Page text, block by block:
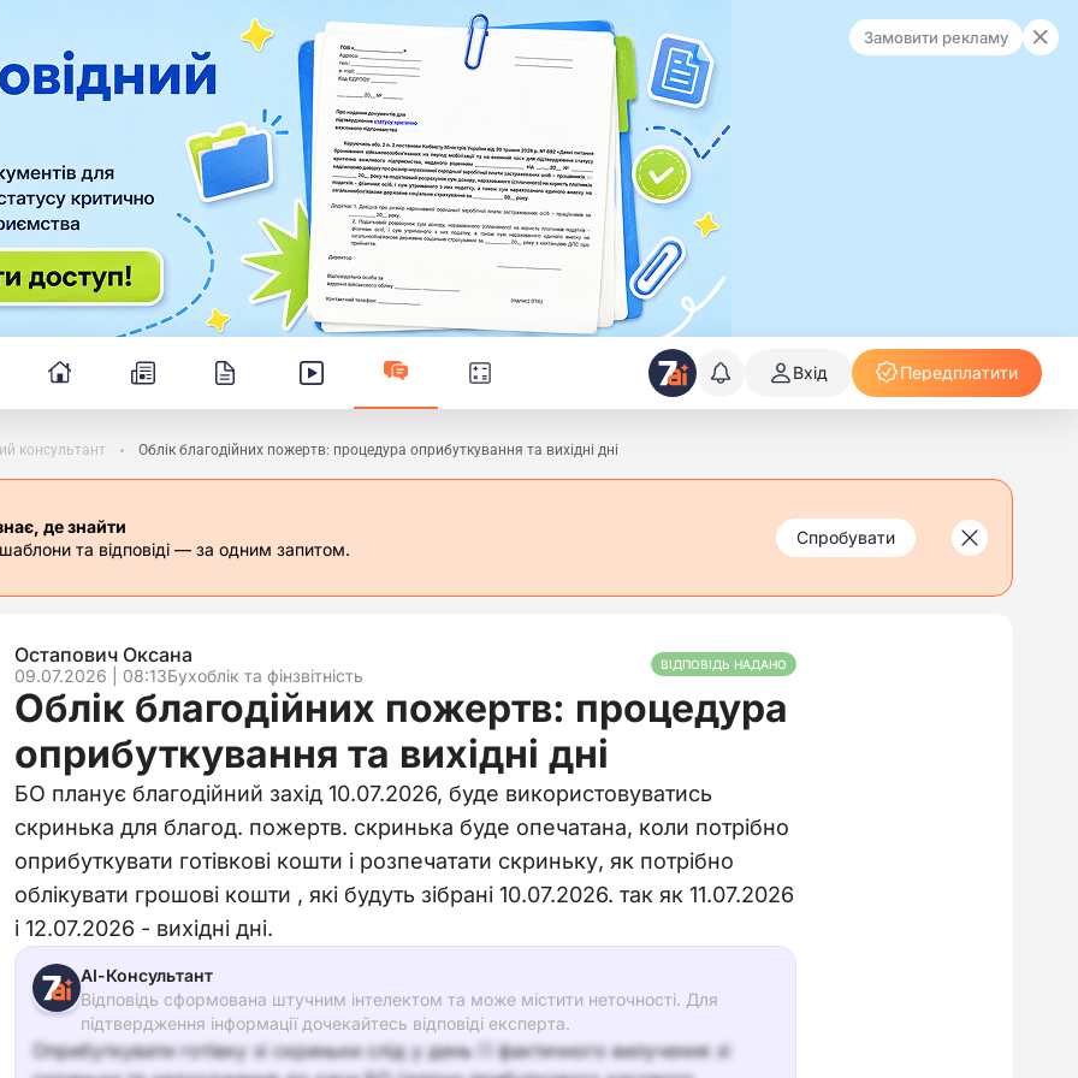
Замовити рекламу
Вхід Передплатити
консультант Облік благодійних пожертв: процедура оприбуткування та вихідні дні
де знайти
та відповіді — за одним запитом.
Спробувати
Остапович Оксана
09.07.2026 | 08:13Бухоблік та фінзвітність
ВІДПОВІДЬ НАДАНО
Облік благодійних пожертв: процедура
оприбуткування та вихідні дні
БО планує благодійний захід 10.07.2026, буде використовуватись
скринька для благод. пожертв. скринька буде опечатана, коли потрібно
оприбуткувати готівкові кошти і розпечатати скриньку, як потрібно
облікувати грошові кошти , які будуть зібрані 10.07.2026. так як 11.07.2026
і 12.07.2026 - вихідні дні.
АІ-Консультант
Відповідь сформована штучним інтелектом та може містити неточності. Для
підтвердження інформації дочекайтесь відповіді експерта.
Оприбуткувати готівку зі скриньки слід у день її фактичного вилучення зі